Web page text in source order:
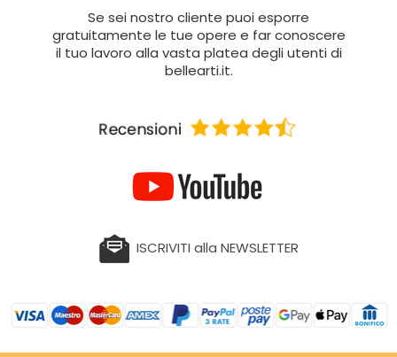
Se sei nostro cliente puoi esporre
gratuitamente le tue opere e far conoscere
il tuo lavoro alla vasta platea degli utenti di
bellearti.it.
ISCRIVITI alla NEWSLETTER